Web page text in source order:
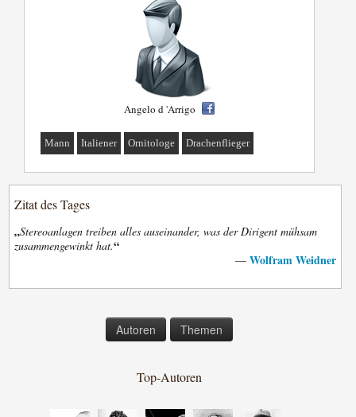
Angelo d 'Arrigo
Mann Italiener Ornitologe Drachenflieger
Zitat des Tages
„Stereoanlagen treiben alles auseinander, was der Dirigent mühsam
zusammengewinkt hat.“
— Wolfram Weidner
Autoren Themen
Top-Autoren